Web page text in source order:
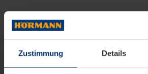
Zustimmung Details